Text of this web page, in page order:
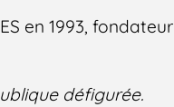
en 1993, fondateur
défigurée.